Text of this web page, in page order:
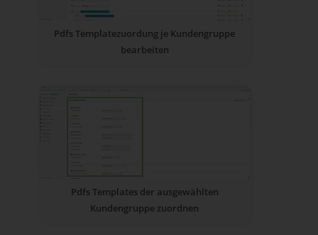
Pdfs Templatezuordung je Kundengruppe
bearbeiten
Pdfs Templates der ausgewählten
Kundengruppe zuordnen